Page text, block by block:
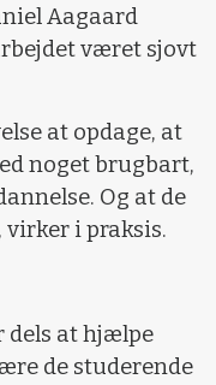
Aagaard
været sjovt
at opdage, at
noget brugbart,
Og at de
i praksis.
dels at hjælpe
de studerende